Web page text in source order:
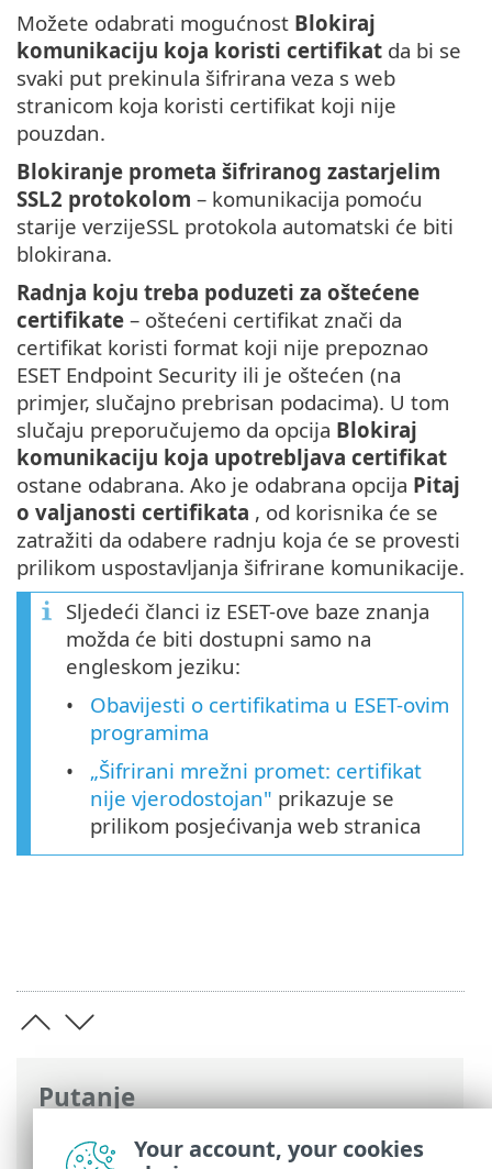
Putanje
ESET-ova online pomoć> ESET Endpoint
Možete odabrati mogućnost Blokiraj
komunikaciju koja koristi certifikat da bi se
svaki put prekinula šifrirana veza s web
stranicom koja koristi certifikat koji nije
pouzdan.
Blokiranje prometa šifriranog zastarjelim
SSL2 protokolom – komunikacija pomoću
starije verzijeSSL protokola automatski će biti
blokirana.
Radnja koju treba poduzeti za oštećene
certifikate – oštećeni certifikat znači da
certifikat koristi format koji nije prepoznao
ESET Endpoint Security ili je oštećen (na
primjer, slučajno prebrisan podacima). U tom
slučaju preporučujemo da opcija Blokiraj
komunikaciju koja upotrebljava certifikat
ostane odabrana. Ako je odabrana opcija Pitaj
o valjanosti certifikata , od korisnika će se
zatražiti da odabere radnju koja će se provesti
prilikom uspostavljanja šifrirane komunikacije.
Sljedeći članci iz ESET-ove baze znanja
možda će biti dostupni samo na
engleskom jeziku:
Obavijesti o certifikatima u ESET-ovim
programima
„Šifrirani mrežni promet: certifikat
nije vjerodostojan" prikazuje se
prilikom posjećivanja web stranica
Your account, your cookies